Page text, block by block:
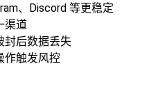
、Discord 等更稳定
渠道
封后数据丢失
作触发风控